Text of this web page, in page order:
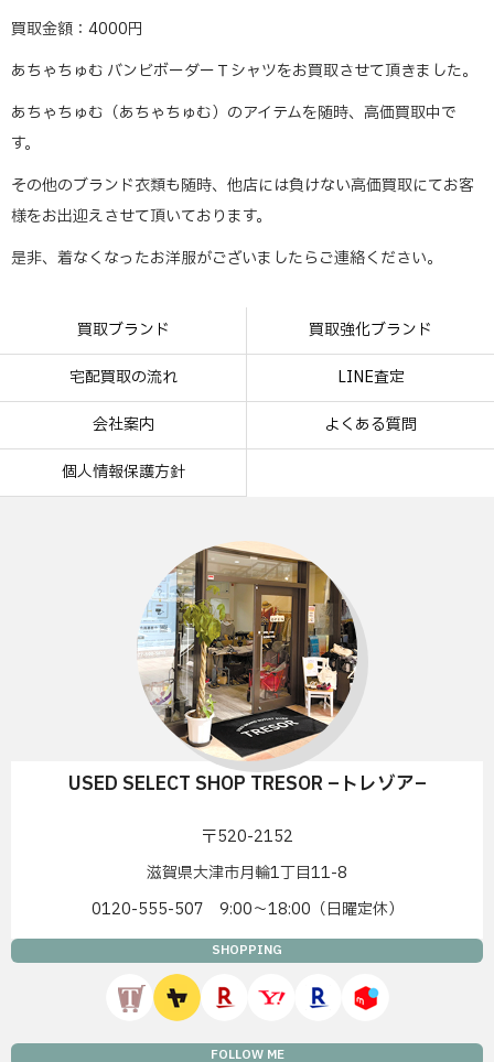
買取金額：4000円
あちゃちゅむ バンビボーダーＴシャツをお買取させて頂きました。
あちゃちゅむ（あちゃちゅむ）のアイテムを随時、高価買取中で
す。
その他のブランド衣類も随時、他店には負けない高価買取にてお客
様をお出迎えさせて頂いております。
是非、着なくなったお洋服がございましたらご連絡ください。
買取ブランド 買取強化ブランド
宅配買取の流れ LINE査定
会社案内 よくある質問
個人情報保護方針
USED SELECT SHOP TRESOR –トレゾア–
〒520-2152
滋賀県大津市月輪1丁目11-8
0120-555-507 9:00〜18:00（日曜定休）
SHOPPING
FOLLOW ME